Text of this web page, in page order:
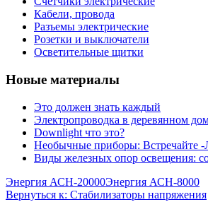
Кабели, провода
Разъемы электрические
Розетки и выключатели
Осветительные щитки
Новые материалы
Это должен знать каждый
Электропроводка в деревянном
Downlight что это?
Необычные приборы: Встречайте -
Виды железных опор освещения:
Энергия АСН-20000Энергия АСН-8000
Вернуться к: Стабилизаторы напряжения